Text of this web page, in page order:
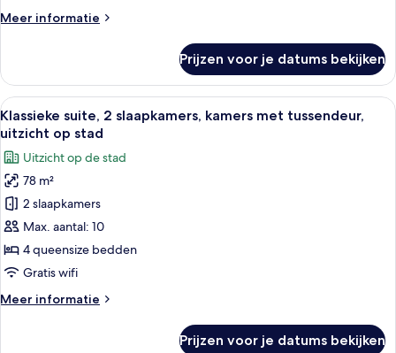
op
Meer informatie
Meer
suite,
slaapkamers,
bubbelbad,
op
stad
Prijzen voor je datums bekijken
Alle
foto's
voor
Klassieke
suite,
2
slaapkamers,
kamers
met
uitzicht
Hypoallergeen beddengoed,
5
Klassieke suite, 2 slaapkamers, kamers met tussendeur,
uitzicht op stad
Uitzicht op de stad
78 m²
2 slaapkamers
Max. aantal: 10
4 queensize bedden
Gratis wifi
Meer informatie
Meer
Prijzen voor je datums bekijken